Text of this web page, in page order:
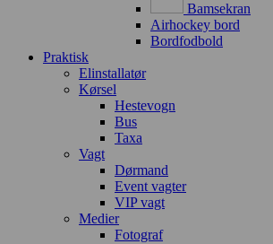
Bamsekran
Airhockey bord
Bordfodbold
Praktisk
Elinstallatør
Kørsel
Hestevogn
Bus
Taxa
Vagt
Dørmand
Event vagter
VIP vagt
Medier
Fotograf